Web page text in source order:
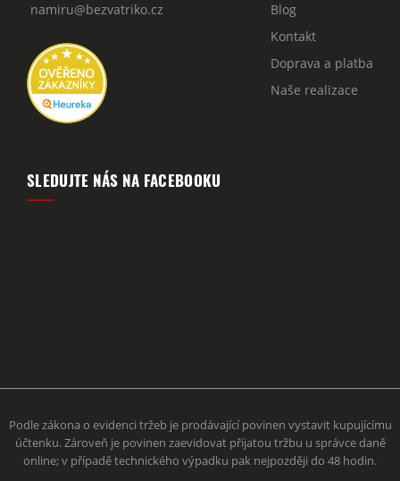
namiru@bezvatriko.cz
Blog
Kontakt
Doprava a platba
Naše realizace
SLEDUJTE NÁS NA FACEBOOKU
Podle zákona o evidenci tržeb je prodávající povinen vystavit kupujícímu
účtenku. Zároveň je povinen zaevidovat přijatou tržbu u správce daně
online; v případě technického výpadku pak nejpozději do 48 hodin.